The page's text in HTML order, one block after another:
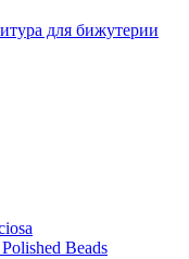
для бижутерии
Beads